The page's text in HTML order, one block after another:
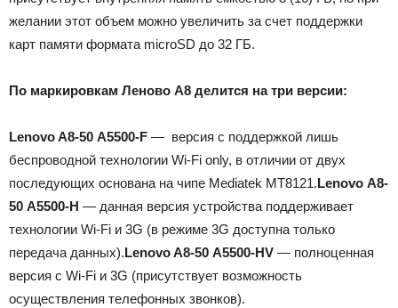
желании этот объем можно увеличить за счет поддержки
карт памяти формата microSD до 32 ГБ.
По маркировкам Леново А8 делится на три версии:
Lenovo A8-50 A5500-F — версия с поддержкой лишь
беспроводной технологии Wi-Fi only, в отличии от двух
последующих основана на чипе Mediatek MT8121.Lenovo A8-
50 A5500-H — данная версия устройства поддерживает
технологии Wi-Fi и 3G (в режиме 3G доступна только
передача данных).Lenovo A8-50 A5500-HV — полноценная
версия с Wi-Fi и 3G (присутствует возможность
осуществления телефонных звонков).